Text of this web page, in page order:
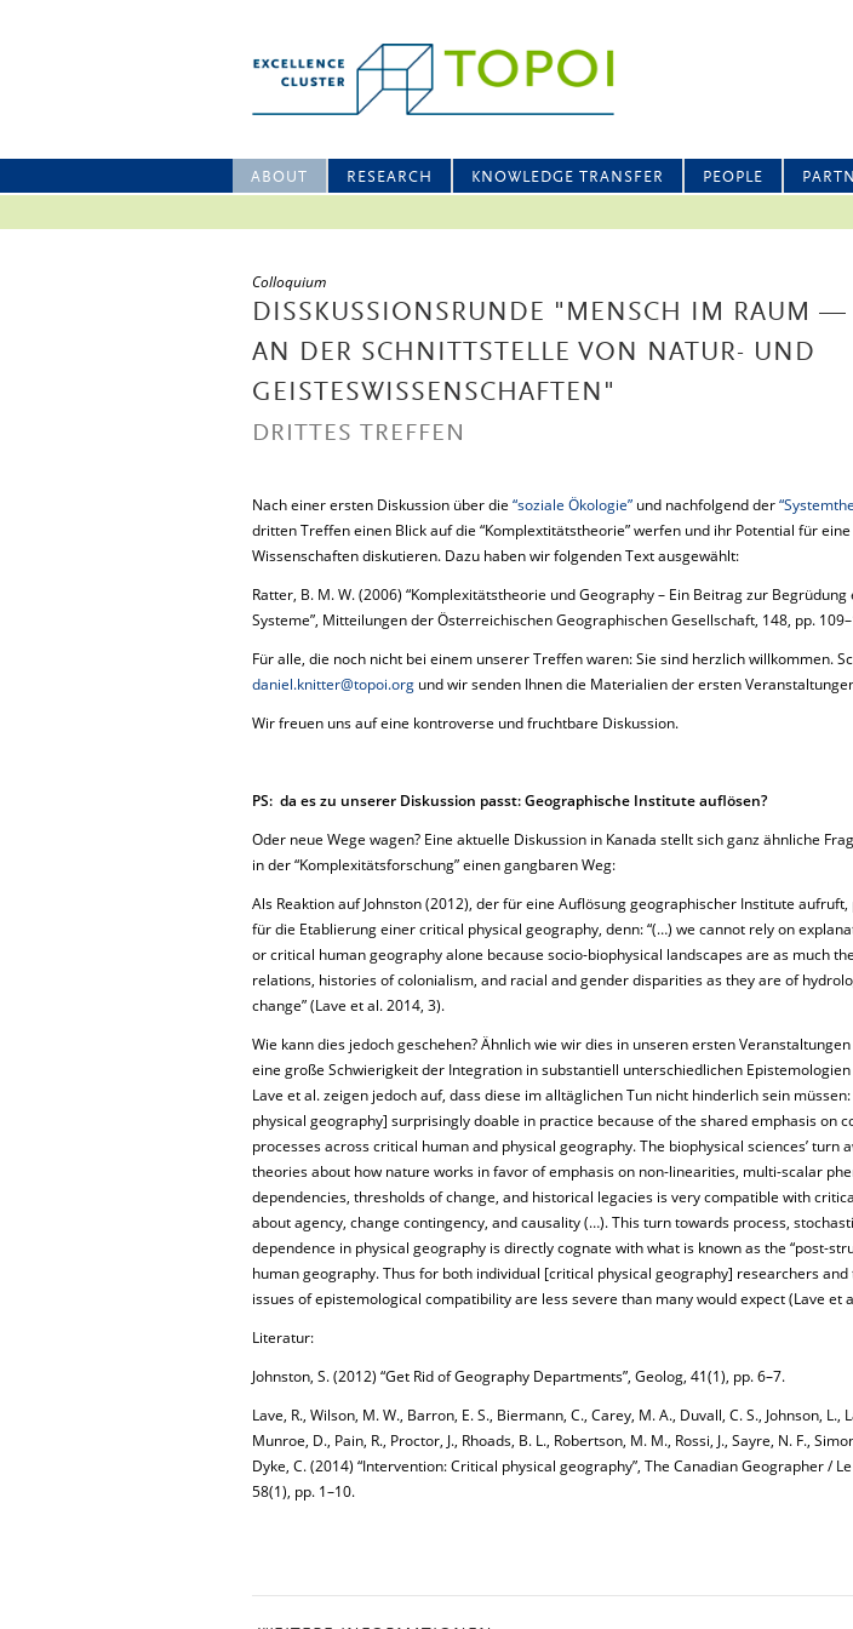
ABOUT RESEARCH KNOWLEDGE TRANSFER PEOPLE
Colloquium
DISSKUSSIONSRUNDE "MENSCH IM RAUM —
AN DER SCHNITTSTELLE VON NATUR- UND
GEISTESWISSENSCHAFTEN"
DRITTES TREFFEN
Nach einer ersten Diskussion über die “soziale Ökologie” und nachfolgend der
dritten Treffen einen Blick auf die “Komplextitätstheorie” werfen und ihr Potential für
Wissenschaften diskutieren. Dazu haben wir folgenden Text ausgewählt:
Ratter, B. M. W. (2006) “Komplexitätstheorie und Geography – Ein Beitrag zur
Systeme”, Mitteilungen der Österreichischen Geographischen Gesellschaft, 148, pp.
Für alle, die noch nicht bei einem unserer Treffen waren: Sie sind herzlich willkommen.
daniel.knitter@topoi.org und wir senden Ihnen die Materialien der ersten
Wir freuen uns auf eine kontroverse und fruchtbare Diskussion.
PS: da es zu unserer Diskussion passt: Geographische Institute auflösen?
Oder neue Wege wagen? Eine aktuelle Diskussion in Kanada stellt sich ganz ähnliche
in der “Komplexitätsforschung” einen gangbaren Weg:
Als Reaktion auf Johnston (2012), der für eine Auflösung geographischer Institute
für die Etablierung einer critical physical geography, denn: “(…) we cannot rely on
or critical human geography alone because socio-biophysical landscapes are as much
relations, histories of colonialism, and racial and gender disparities as they are of
change” (Lave et al. 2014, 3).
Wie kann dies jedoch geschehen? Ähnlich wie wir dies in unseren ersten
eine große Schwierigkeit der Integration in substantiell unterschiedlichen
Lave et al. zeigen jedoch auf, dass diese im alltäglichen Tun nicht hinderlich sein
physical geography] surprisingly doable in practice because of the shared emphasis on
processes across critical human and physical geography. The biophysical sciences’ turn
theories about how nature works in favor of emphasis on non-linearities, multi-scalar
dependencies, thresholds of change, and historical legacies is very compatible with
about agency, change contingency, and causality (…). This turn towards process,
dependence in physical geography is directly cognate with what is known as the “post-
human geography. Thus for both individual [critical physical geography] researchers
issues of epistemological compatibility are less severe than many would expect (Lave et
Literatur:
Johnston, S. (2012) “Get Rid of Geography Departments”, Geolog, 41(1), pp. 6–7.
Lave, R., Wilson, M. W., Barron, E. S., Biermann, C., Carey, M. A., Duvall, C. S., Johnson, L.,
Munroe, D., Pain, R., Proctor, J., Rhoads, B. L., Robertson, M. M., Rossi, J., Sayre, N. F.,
Dyke, C. (2014) “Intervention: Critical physical geography”, The Canadian Geographer /
58(1), pp. 1–10.